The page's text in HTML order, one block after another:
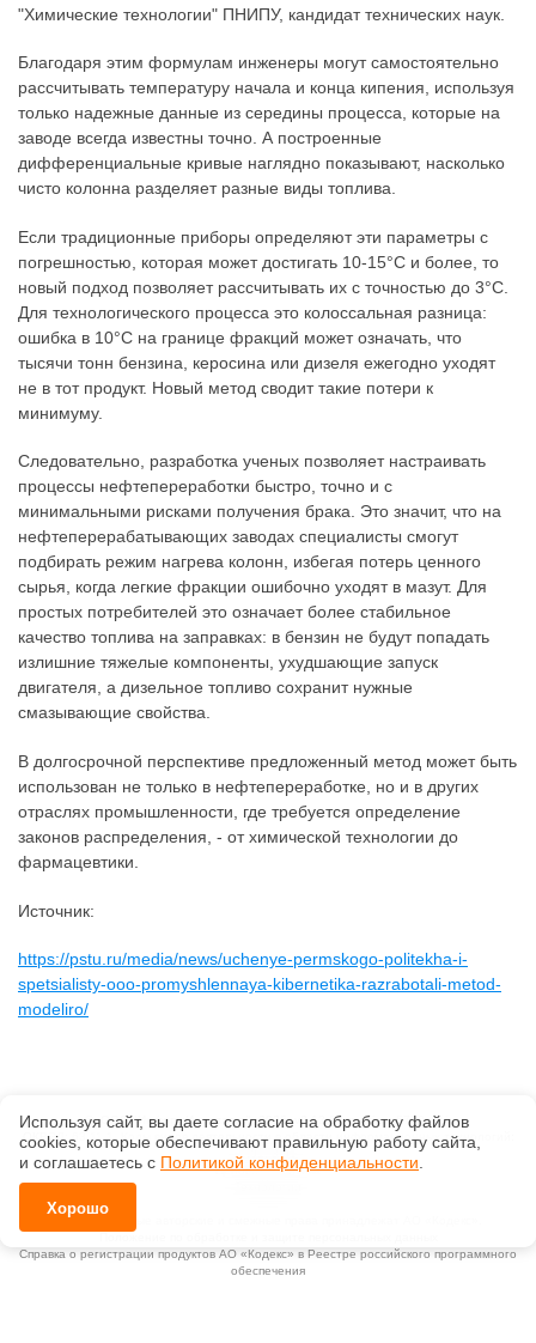
"Химические технологии" ПНИПУ, кандидат технических наук.
Благодаря этим формулам инженеры могут самостоятельно
рассчитывать температуру начала и конца кипения, используя
только надежные данные из середины процесса, которые на
заводе всегда известны точно. А построенные
дифференциальные кривые наглядно показывают, насколько
чисто колонна разделяет разные виды топлива.
Если традиционные приборы определяют эти параметры с
погрешностью, которая может достигать 10-15°C и более, то
новый подход позволяет рассчитывать их с точностью до 3°C.
Для технологического процесса это колоссальная разница:
ошибка в 10°C на границе фракций может означать, что
тысячи тонн бензина, керосина или дизеля ежегодно уходят
не в тот продукт. Новый метод сводит такие потери к
минимуму.
Следовательно, разработка ученых позволяет настраивать
процессы нефтепереработки быстро, точно и с
минимальными рисками получения брака. Это значит, что на
нефтеперерабатывающих заводах специалисты смогут
подбирать режим нагрева колонн, избегая потерь ценного
сырья, когда легкие фракции ошибочно уходят в мазут. Для
простых потребителей это означает более стабильное
качество топлива на заправках: в бензин не будут попадать
излишние тяжелые компоненты, ухудшающие запуск
двигателя, а дизельное топливо сохранит нужные
смазывающие свойства.
В долгосрочной перспективе предложенный метод может быть
использован не только в нефтепереработке, но и в других
отраслях промышленности, где требуется определение
законов распределения, - от химической технологии до
фармацевтики.
Источник:
https://pstu.ru/media/news/uchenye-permskogo-politekha-i-
spetsialisty-ooo-promyshlennaya-kibernetika-razrabotali-metod-
modeliro/
©ООО "ИнформИнтеллект", 2026, v2.12.20 revision: 67b0ca1b
ОКВЭД: 63.11.1, Коды видов деятельности в области информационных технологий:
1.01, 3.01
Ценовая политика
Исключительные авторские и смежные права принадлежат АО «Кодекс».
Справка о регистрации продуктов АО «Кодекс» в Реестре российского программного
обеспечения
Используя сайт, вы даете согласие на обработку файлов
сооkiеs, которые обеспечивают правильную работу сайта,
и соглашаетесь с Политикой конфиденциальности
Хорошо